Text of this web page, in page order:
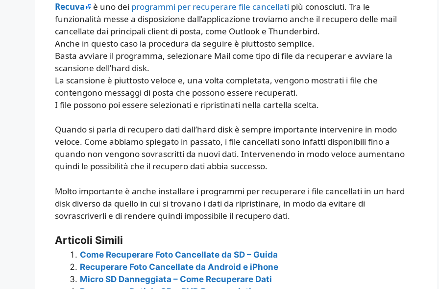
Recuva è uno dei programmi per recuperare file cancellati più conosciuti. Tra le
funzionalità messe a disposizione dall’applicazione troviamo anche il recupero delle mail
cancellate dai principali client di posta, come Outlook e Thunderbird.
Anche in questo caso la procedura da seguire è piuttosto semplice.
Basta avviare il programma, selezionare Mail come tipo di file da recuperar e avviare la
scansione dell’hard disk.
La scansione è piuttosto veloce e, una volta completata, vengono mostrati i file che
contengono messaggi di posta che possono essere recuperati.
I file possono poi essere selezionati e ripristinati nella cartella scelta.
Quando si parla di recupero dati dall’hard disk è sempre importante intervenire in modo
veloce. Come abbiamo spiegato in passato, i file cancellati sono infatti disponibili fino a
quando non vengono sovrascritti da nuovi dati. Intervenendo in modo veloce aumentano
quindi le possibilità che il recupero dati abbia successo.
Molto importante è anche installare i programmi per recuperare i file cancellati in un hard
disk diverso da quello in cui si trovano i dati da ripristinare, in modo da evitare di
sovrascriverli e di rendere quindi impossibile il recupero dati.
Articoli Simili
Come Recuperare Foto Cancellate da SD – Guida
Recuperare Foto Cancellate da Android e iPhone
Micro SD Danneggiata – Come Recuperare Dati